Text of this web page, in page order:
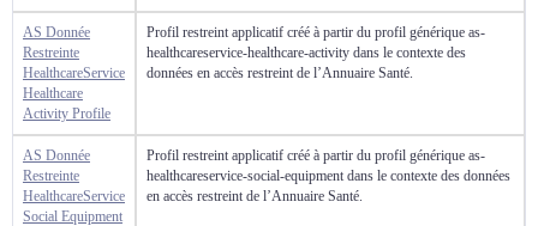
AS Donnée
Restreinte
HealthcareService
Healthcare
Activity Profile
Profil restreint applicatif créé à partir du profil générique as-
healthcareservice-healthcare-activity dans le contexte des
données en accès restreint de l’Annuaire Santé.
AS Donnée
Restreinte
HealthcareService
Social Equipment
Profil restreint applicatif créé à partir du profil générique as-
healthcareservice-social-equipment dans le contexte des données
en accès restreint de l’Annuaire Santé.